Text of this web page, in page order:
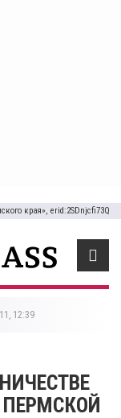
края», erid:2SDnjcfi73Q
12:39